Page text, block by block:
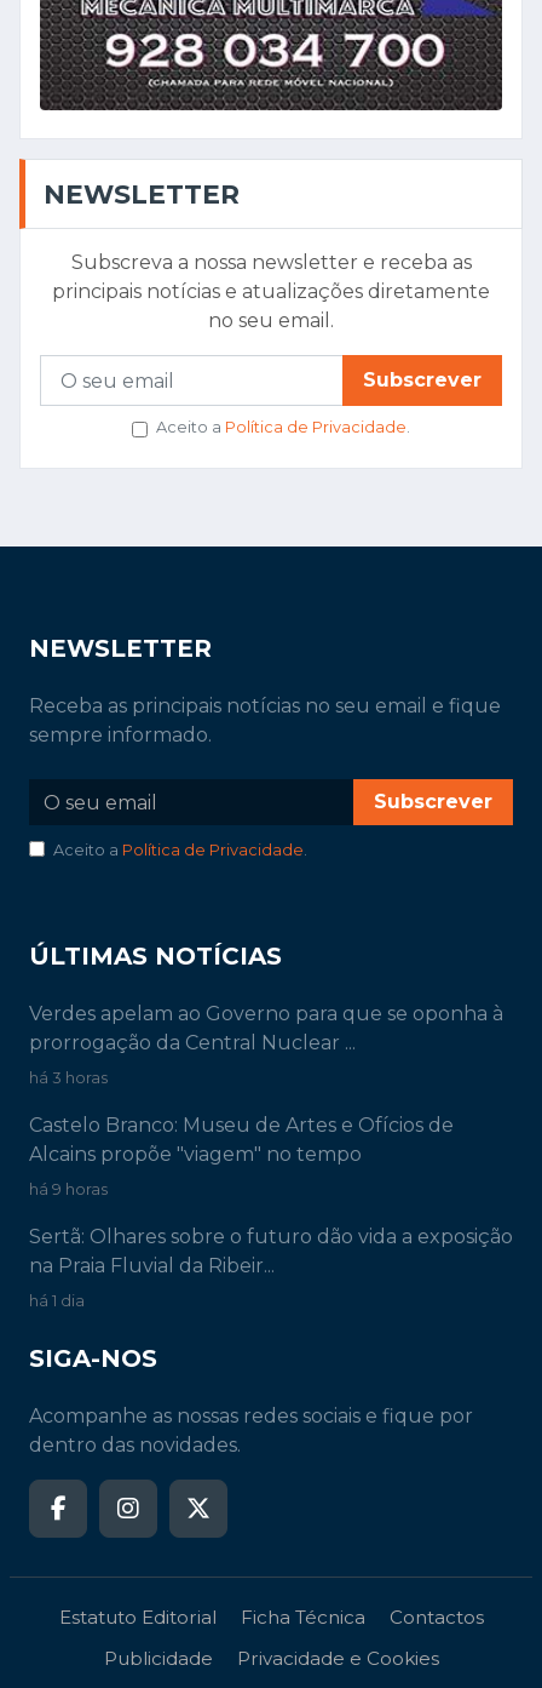
NEWSLETTER
Subscreva a nossa newsletter e receba as
principais notícias e atualizações diretamente
no seu email.
Subscrever
Aceito a Política de Privacidade.
NEWSLETTER
Receba as principais notícias no seu email e fique
sempre informado.
Subscrever
Aceito a Política de Privacidade.
ÚLTIMAS NOTÍCIAS
Verdes apelam ao Governo para que se oponha à
prorrogação da Central Nuclear ...
há 3 horas
Castelo Branco: Museu de Artes e Ofícios de
Alcains propõe "viagem" no tempo
há 9 horas
Sertã: Olhares sobre o futuro dão vida a exposição
na Praia Fluvial da Ribeir...
há 1 dia
SIGA-NOS
Acompanhe as nossas redes sociais e fique por
dentro das novidades.
Estatuto Editorial Ficha Técnica
Contactos
Publicidade
Privacidade e Cookies